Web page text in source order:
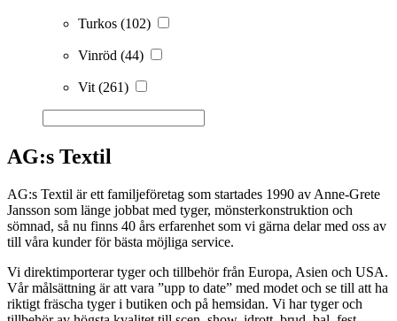
Turkos (102)
Vinröd (44)
Vit (261)
AG:s Textil
AG:s Textil är ett familjeföretag som startades 1990 av Anne-Grete
Jansson som länge jobbat med tyger, mönsterkonstruktion och
sömnad, så nu finns 40 års erfarenhet som vi gärna delar med oss av
till våra kunder för bästa möjliga service.
Vi direktimporterar tyger och tillbehör från Europa, Asien och USA.
Vår målsättning är att vara ”upp to date” med modet och se till att ha
riktigt fräscha tyger i butiken och på hemsidan. Vi har tyger och